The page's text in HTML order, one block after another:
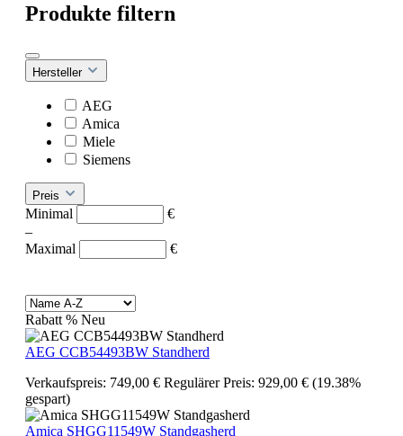
Produkte filtern
Hersteller
AEG
Amica
Miele
Siemens
Preis
Minimal
€
–
Maximal
€
Rabatt % Neu
AEG CCB54493BW Standherd
Verkaufspreis: 749,00 € Regulärer Preis: 929,00 € (19.38%
gespart)
Amica SHGG11549W Standgasherd